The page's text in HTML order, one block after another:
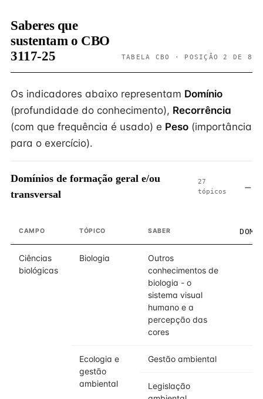
Saberes que
sustentam o CBO
3117-25
TABELA CBO · POSIÇÃO 2 DE 8
Os indicadores abaixo representam Domínio
(profundidade do conhecimento), Recorrência
(com que frequência é usado) e Peso (importância
para o exercício).
Domínios de formação geral e/ou
transversal
27
tópicos
CAMPO TÓPICO SABER
Ciências
biológicas
Biologia
Outros
conhecimentos de
biologia - o
sistema visual
humano e a
percepção das
cores
Ecologia e
gestão
ambiental
Gestão ambiental
Legislação